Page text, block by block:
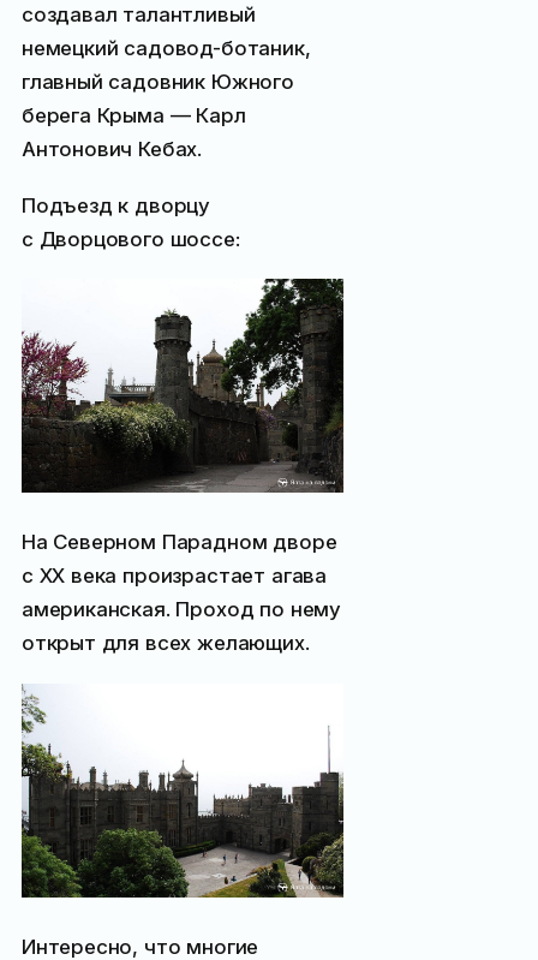
создавал талантливый
немецкий садовод-ботаник,
главный садовник Южного
берега Крыма — Карл
Антонович Кебах.
Подъезд к дворцу
с Дворцового шоссе:
На Северном Парадном дворе
с XX века произрастает агава
американская. Проход по нему
открыт для всех желающих.
Интересно, что многие